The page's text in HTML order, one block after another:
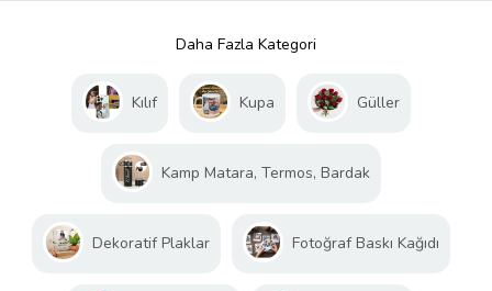
Daha Fazla Kategori
Kılıf Kupa Güller
Kamp Matara, Termos, Bardak
Dekoratif Plaklar Fotoğraf Baskı Kağıdı